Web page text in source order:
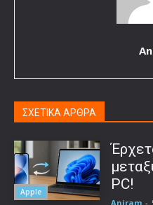
ΣΧΕΤΙΚΑ ΑΡΘΡΑ
Apple
PC!
Aniram -